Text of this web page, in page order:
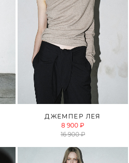
ДЖЕМПЕР ЛЕЯ
8 900 ₽
16 900 ₽